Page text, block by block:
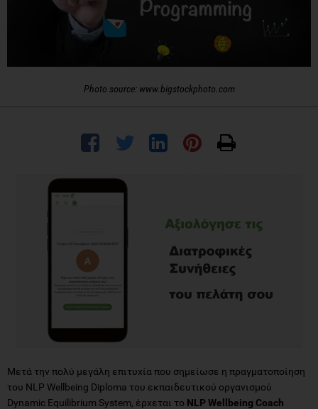
Photo source: www.bigstockphoto.com
Μετά την πολύ μεγάλη επιτυχία που σημείωσε η πραγματοποίηση
του NLP Wellbeing Diploma του εκπαιδευτικού οργανισμού
Dynamic Equilibrium System, έρχεται το NLP Wellbeing Coach